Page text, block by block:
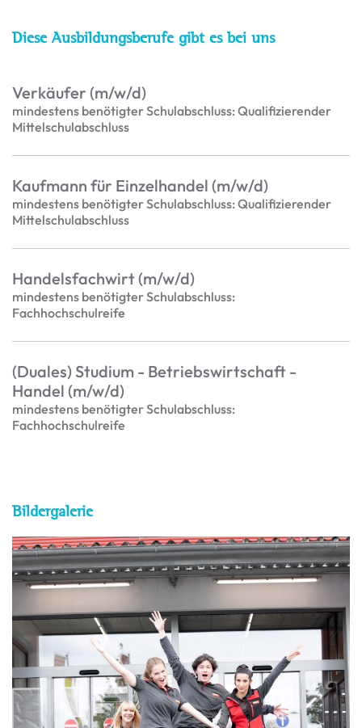
Diese Ausbildungsberufe gibt es bei uns
Verkäufer (m/w/d)
mindestens benötigter Schulabschluss: Qualifizierender
Mittelschulabschluss
Kaufmann für Einzelhandel (m/w/d)
mindestens benötigter Schulabschluss: Qualifizierender
Mittelschulabschluss
Handelsfachwirt (m/w/d)
mindestens benötigter Schulabschluss:
Fachhochschulreife
(Duales) Studium - Betriebswirtschaft -
Handel (m/w/d)
mindestens benötigter Schulabschluss:
Fachhochschulreife
Bildergalerie